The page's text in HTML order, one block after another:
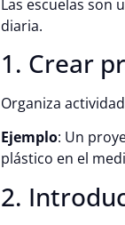
Las escuelas son
diaria.
1. Crear
Organiza
Ejemplo: Un
plástico en el
2.